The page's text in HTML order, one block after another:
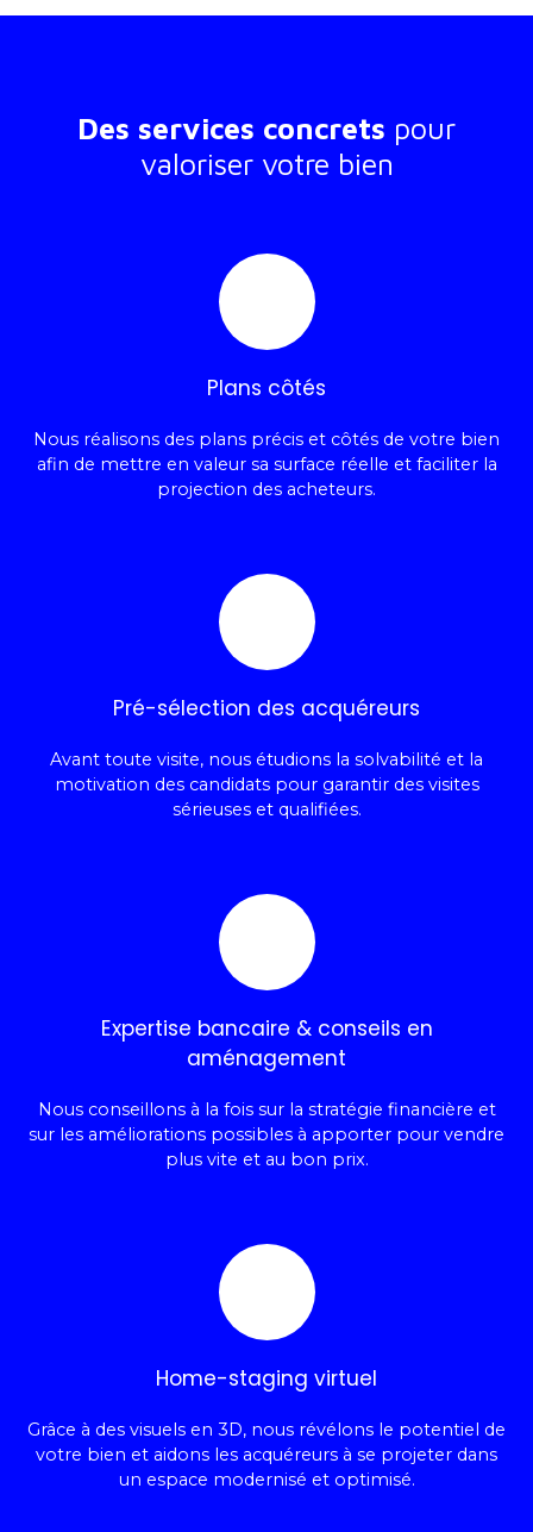
Des services concrets pour
valoriser votre bien
Plans côtés
Nous réalisons des plans précis et côtés de votre bien
afin de mettre en valeur sa surface réelle et faciliter la
projection des acheteurs.
Pré-sélection des acquéreurs
Avant toute visite, nous étudions la solvabilité et la
motivation des candidats pour garantir des visites
sérieuses et qualifiées.
Expertise bancaire & conseils en
aménagement
Nous conseillons à la fois sur la stratégie financière et
sur les améliorations possibles à apporter pour vendre
plus vite et au bon prix.
Home-staging virtuel
Grâce à des visuels en 3D, nous révélons le potentiel de
votre bien et aidons les acquéreurs à se projeter dans
un espace modernisé et optimisé.